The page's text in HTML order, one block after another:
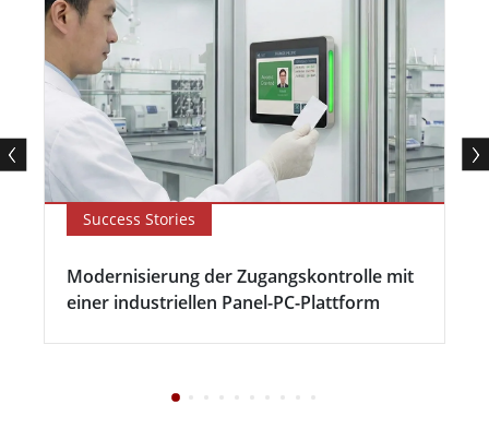
Success Stories
Modernisierung der Zugangskontrolle mit
einer industriellen Panel-PC-Plattform